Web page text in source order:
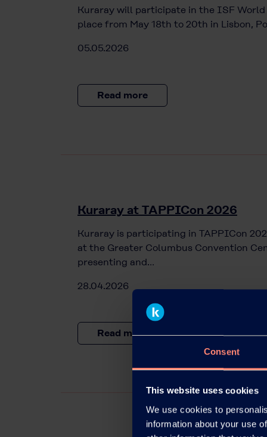
Consent
This website uses cookies
We use cookies to
information about your use
Kuraray will participate in the ISF World
place from May 18th to 20th in Lisbon,
05.05.2026
Read more
Kuraray at TAPPICon 2026
Kuraray is participating in TAPPICon
at the Greater Columbus Convention
presenting and…
28.04.2026
Read more